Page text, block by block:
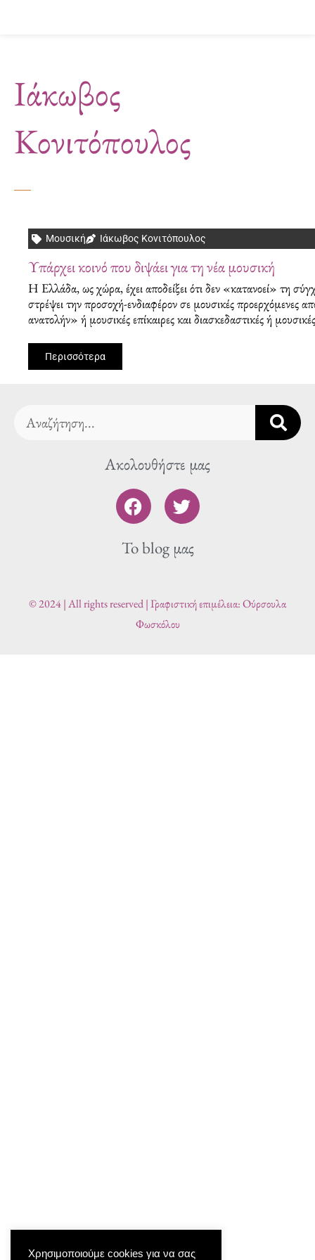
Ιάκωβος
Κονιτόπουλος
Μουσική Ιάκωβος Κονιτόπουλος
Υπάρχει κοινό που διψάει για τη νέα μουσική
Η Ελλάδα, ως χώρα, έχει αποδείξει ότι δεν «κατανοεί» τη
στρέψει την προσοχή-ενδιαφέρον σε μουσικές προερχόμενες
ανατολήν» ή μουσικές επίκαιρες και διασκεδαστικές ή
Περισσότερα
Search
Ακολουθήστε μας
F
a
c
e
o
k
T
w
i
t
r
To blog μας
© 2024 | All rights reserved | Γραφιστική επιμέλεια: Ούρσουλα
Φωσκόλου
Χρησιμοποιούμε cookies για να σας